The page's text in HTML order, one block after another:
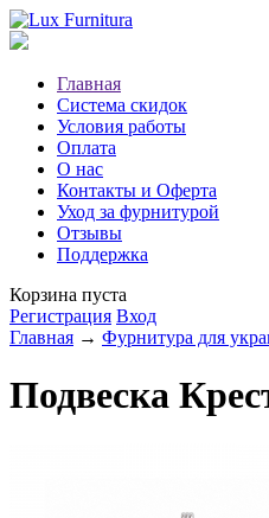
Главная
Система скидок
Условия работы
Оплата
О нас
Контакты и Оферта
Уход за фурнитурой
Отзывы
Поддержка
Корзина пуста
Регистрация Вход
Главная → Фурнитура для
Подвеска